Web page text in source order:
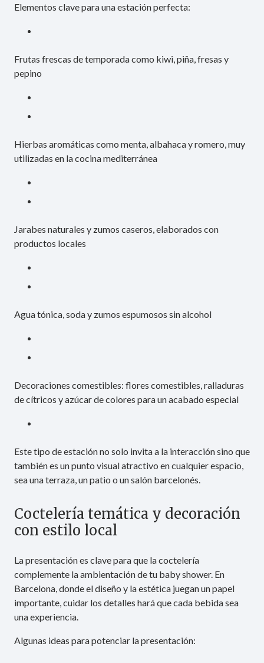
Elementos clave para una estación perfecta:
Frutas frescas de temporada como kiwi, piña, fresas y
pepino
Hierbas aromáticas como menta, albahaca y romero, muy
utilizadas en la cocina mediterránea
Jarabes naturales y zumos caseros, elaborados con
productos locales
Agua tónica, soda y zumos espumosos sin alcohol
Decoraciones comestibles: flores comestibles, ralladuras
de cítricos y azúcar de colores para un acabado especial
Este tipo de estación no solo invita a la interacción sino que
también es un punto visual atractivo en cualquier espacio,
sea una terraza, un patio o un salón barcelonés.
Coctelería temática y decoración
con estilo local
La presentación es clave para que la coctelería
complemente la ambientación de tu baby shower. En
Barcelona, donde el diseño y la estética juegan un papel
importante, cuidar los detalles hará que cada bebida sea
una experiencia.
Algunas ideas para potenciar la presentación: